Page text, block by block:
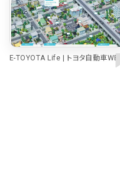
E-TOYOTA Life | トヨタ自動車WEB